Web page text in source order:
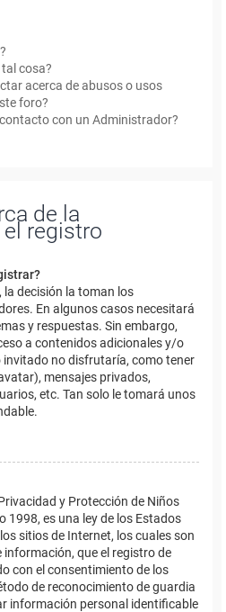
cosa?
acerca de abusos o usos
foro?
con un Administrador?
de la
registro
la decisión la toman los
En algunos casos necesitará
y respuestas. Sin embargo,
a contenidos adicionales y/o
no disfrutaría, como tener
mensajes privados,
etc. Tan solo le tomará unos
y Protección de Niños
1998, es una ley de los Estados
sitios de Internet, los cuales son
que el registro de
con el consentimiento de los
de reconocimiento de guardia
información personal identificable